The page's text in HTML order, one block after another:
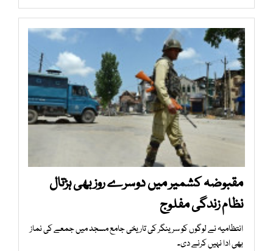
مقبوضہ کشمیر میں دوسرے روز بھی ہڑتال
نظام زندگی مفلوج
انتظامیہ نے لوگوں کو سرینگر کی تاریخی جامع مسجد میں جمعے کی نماز
بھی ادا نہیں کرنے دی۔